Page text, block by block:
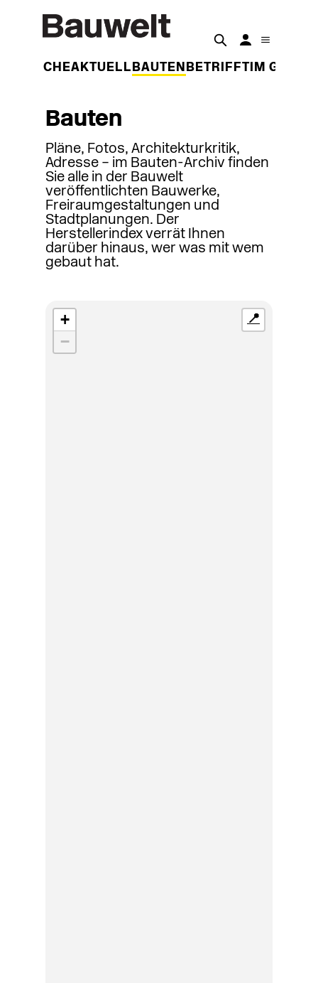
WOCHEAKTUELL BAUTEN BETRIFFT IM
Bauten
Pläne, Fotos, Architekturkritik,
Adresse – im Bauten-Archiv finden
Sie alle in der Bauwelt
veröffentlichten Bauwerke,
Freiraumgestaltungen und
Stadtplanungen. Der
Herstellerindex verrät Ihnen
darüber hinaus, wer was mit wem
gebaut hat.
+
−
📍